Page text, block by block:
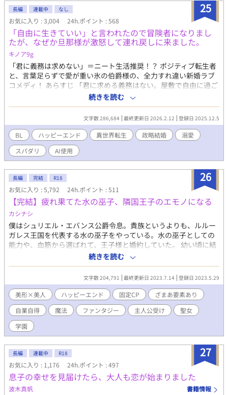
慰、飲精、攻めフェラもあります。 完熟（前編）→３年後と１０
年後の話。乳首責め、甘イキ、攻めが受けの中で潮吹き、攻めに
手コキ、飲精など。 完熟（後編）→ほぼエロのみ。１５年後の
話。調教プレイ。乳首責め、射精我慢、甘イキ、脳イキ、キスイ
キ、亀頭責め、ローションガーゼ、オナホ、オナホコキ、潮吹
き、睡姦、連続絶頂、メスイキなど。
25
長編 連載中 なし
お気に入り : 3,004 24h.ポイント : 568
「自由に生きていい」と言われたので冒険者になりまし
たが、なぜか旦那様が激怒して連れ戻しに来ました。
キノア9g
「君に義務は求めない」＝ニート生活推奨！？ ポジティブ転生者
と、言葉足らずで愛が重い氷の伯爵様の、全力すれ違い新婚ラブ
コメディ！ あらすじ 「君に求める義務はない。屋敷で自由に過ご
していい」 貧乏男爵家の次男・ルシアン（前世は男子高校生）
は、政略結婚した若き天才当主・オルドリンからそう告げられ
た。 冷徹で無表情な旦那様の言葉を、「俺に興味がないんだな！
ラッキー、衣食住保証付きのニート生活だ！」とポジティブに解
釈したルシアン。 彼はこっそり屋敷を抜け出し、偽名を使って憧
れの冒険者ライフを満喫し始める。 「旦那様は俺に無関心」 そう
信じて、半年間ものんきに遊び回っていたルシアンだったが、あ
る日クエスト中に怪我をしてしまう。 バレたら怒られるかな……
とビクビクしていた彼の元に現れたのは、顔面蒼白で息を切らし
た旦那様で――！？ 「君が怪我をしたと聞いて、気が狂いそうだ
った……！」 怒鳴られるかと思いきや、折れるほど強く抱きしめ
られて困惑。 えっ、放置してたんじゃなかったの？ なんでそんな
に必死なの？ 実は旦那様は冷徹なのではなく、ルシアンが好きす
ぎて「嫌われないように」と身を引いていただけの、超・奥手な
心配性スパダリだった！ 「君を守れるなら、森ごと消し飛ばす
が？」 「過保護すぎて冒険になりません！！」 Fランク冒険者の
のんきな妻（夫）×国宝級魔法使いの激重旦那様。 すれ違ってい
た二人が、甘々な「週末冒険者夫婦」になるまでの、勘違いと溺
愛のハッピーエンドBL。
続きを読む
文字数 286,684 最終更新日 2026.2.12 登録日 2025.12.5
BL ハッピーエンド 異世界転生 政略結婚
溺愛
スパダリ
AI使用
26
長編 完結 R18
お気に入り : 5,792 24h.ポイント : 511
【完結】疲れ果てた水の巫子、隣国王子のエモノになる
カシナシ
僕はシュリエル・エバンス公爵令息。貴族というよりも、ルルー
ガレス王国を代表する水の巫子をやっている。水の巫子としての
能力や、血筋から選ばれて、王子様と婚約していた。 幼い頃に結
ばれた婚約だが、ディルク殿下に恋をしてから、ずっと自己研鑽
に努めてきた。聖女が現れても、殿下に相応しいのは僕だと、心
の中で言い聞かせるようにしていたが、 殿下の隣には、いつの間
にかローズブロンドの美しい聖女がいた。 なんとかしてかつての
優しい眼差しに戻ってほしいのに、日が経つ毎に状況は悪くな
る。 そんなある日、僕は目を疑うものを見てしまった。 攻め・威
圧系美形 受け・浮世離れ系美人 （HOTランキング最高３位、頂き
ました。たくさんの閲覧ありがとうございます！） （第12回BL大
賞にて、奨励賞を頂きました。たくさんの応援、ありがとうござ
甘々になっていきます ※本編６０話（約16万字）＋番外編数話く
らい ※残酷描写あります ※ R18は後半に
続きを読む
文字数 204,791 最終更新日 2023.7.14 登録日 2023.5.29
美形×美人 ハッピーエンド 固定CP
ざまあ要素あり
自業自得
魔法 ファンタジー 主人公受け
聖女
学園
27
長編 連載中 R18
お気に入り : 1,176 24h.ポイント : 497
息子の幸せを見届けたら、大人も恋が始まりました
波木真帆 書籍情報